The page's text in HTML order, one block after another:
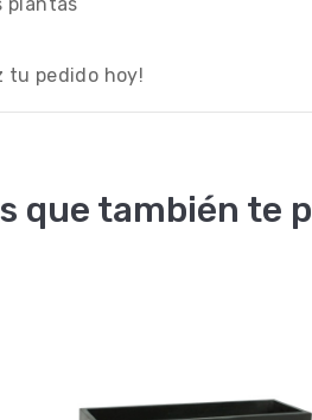
plantas
tu pedido hoy!
que también te